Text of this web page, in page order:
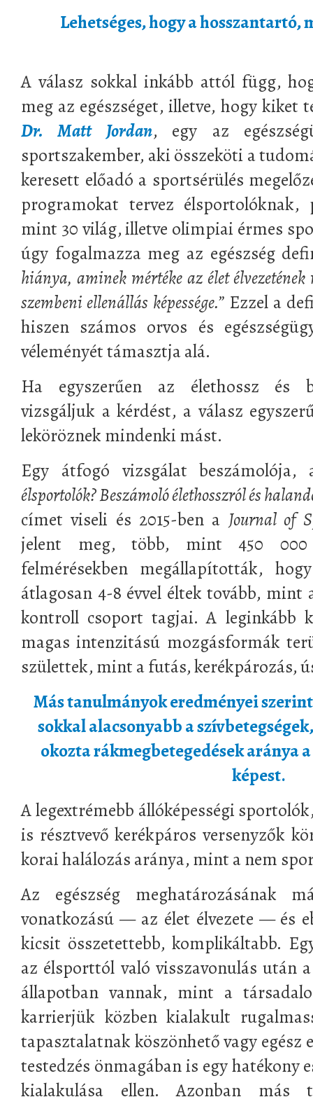
Lehetséges, hogy a
A válasz sokkal inkább attól függ,
meg az egészséget, illetve, hogy
Dr. Matt Jordan, egy az
sportszakember, aki összeköti a
keresett előadó a sportsérülés
programokat tervez élsportolóknak,
mint 30 világ, illetve olimpiai érmes
úgy fogalmazza meg az egészség
hiánya, aminek mértéke az élet élvezetének
szembeni ellenállás képessége.”Ezzel a
hiszen számos orvos és
véleményét támasztja alá.
Ha egyszerűen az élethossz és
vizsgáljuk a kérdést, a válasz
leköröznek mindenki mást.
Egy átfogó vizsgálat
élsportolók? Beszámoló élethosszról és
címet viseli és 2015-ben a Journal of
jelent meg, több, mint 450
felmérésekben megállapították,
átlagosan 4-8 évvel éltek tovább, mint
kontroll csoport tagjai. A leginkább
magas intenzitású mozgásformák
születtek, mint a futás, kerékpározás,
Más tanulmányok eredményei
sokkal alacsonyabb a
okozta rákmegbetegedések aránya
képest.
A legextrémebb állóképességi
is résztvevő kerékpáros versenyzők
korai halálozás aránya, mint a nem
Az egészség meghatározásának
vonatkozású — az élet élvezete — és
kicsit összetettebb, komplikáltabb.
az élsporttól való visszavonulás után
állapotban vannak, mint a
karrierjük közben kialakult
tapasztalatnak köszönhető vagy egész
testedzés önmagában is egy hatékony
kialakulása ellen. Azonban más